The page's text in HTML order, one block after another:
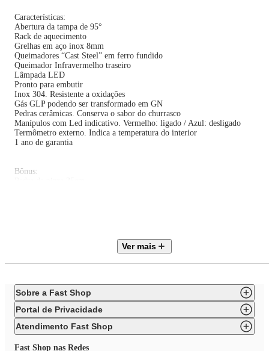
Características:
Abertura da tampa de 95°
Rack de aquecimento
Grelhas em aço inox 8mm
Queimadores “Cast Steel” em ferro fundido
Queimador Infravermelho traseiro
Lâmpada LED
Pronto para embutir
Inox 304. Resistente a oxidações
Gás GLP podendo ser transformado em GN
Pedras cerâmicas. Conserva o sabor do churrasco
Manípulos com Led indicativo. Vermelho: ligado / Azul: desligado
Termômetro externo. Indica a temperatura do interior
1 ano de garantia
Bônus:
Acendimento Piezoelétrico
Acabamento de Grade Aço inox 304
Acabamento do Queimador aço inox fundido
Diâmetro da grade 8mm
Dimensões embalagem 730 x 730 x 575 mm
Dimensão do Produto 650 x 550 x 468 mm
Peso com Embalagem 45Kg
Ver mais
Sobre a Fast Shop
Portal de Privacidade
Atendimento Fast Shop
Fast Shop nas Redes